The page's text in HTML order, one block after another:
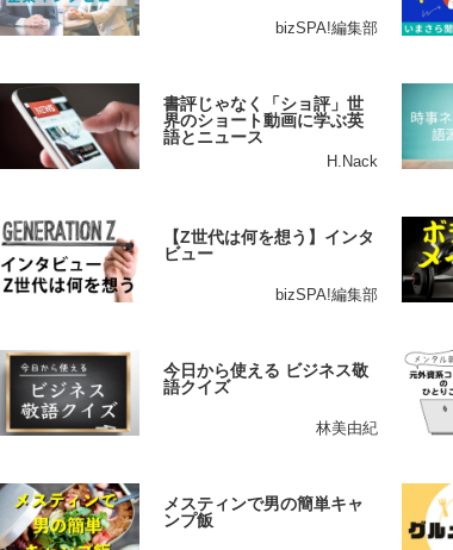
bizSPA!編集部
書評じゃなく「ショ評」世
界のショート動画に学ぶ英
語とニュース
H.Nack
【Z世代は何を想う】インタ
ビュー
bizSPA!編集部
今日から使える ビジネス敬
語クイズ
林美由紀
メスティンで男の簡単キャ
ンプ飯